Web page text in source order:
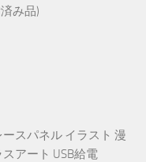
み品)
ースパネル イラスト 漫
アート USB給電